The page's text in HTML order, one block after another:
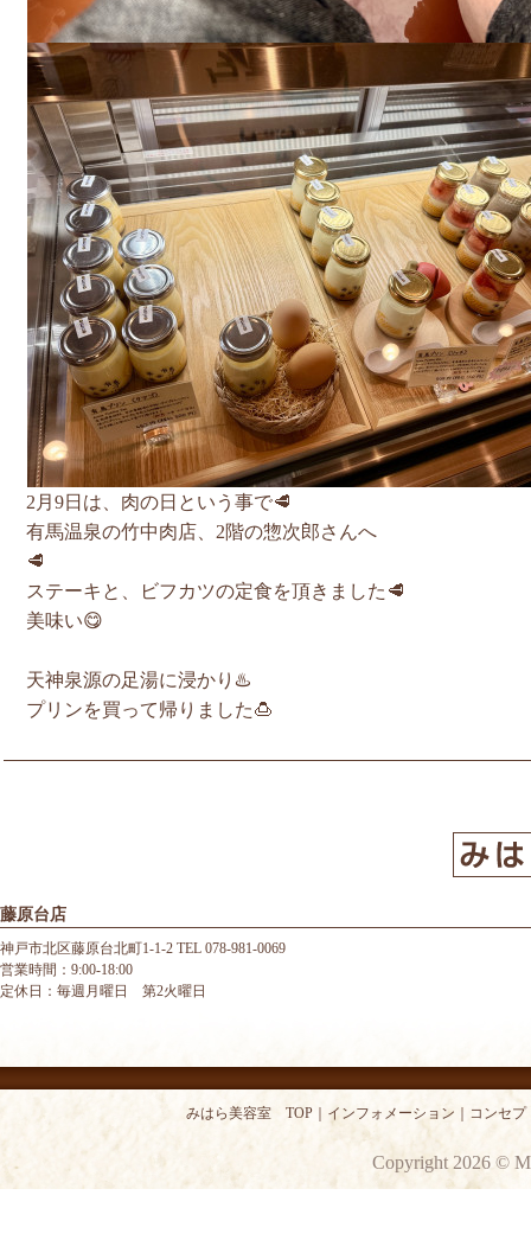
2月9日は、肉の日という事で🥩
有馬温泉の竹中肉店、2階の惣次郎さんへ
🥩
ステーキと、ビフカツの定食を頂きました🥩
美味い😋
天神泉源の足湯に浸かり♨️
プリンを買って帰りました🍮
藤原台店
神戸市北区藤原台北町1-1-2 TEL 078-981-0069
営業時間：9:00-18:00
定休日：毎週月曜日 第2火曜日
みはら美容室 TOP インフォメーション コンセプ
Copyright 2026 ©